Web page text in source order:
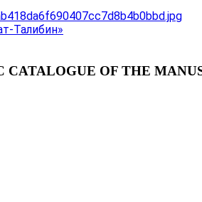
Талибин»
CATALOGUE OF THE